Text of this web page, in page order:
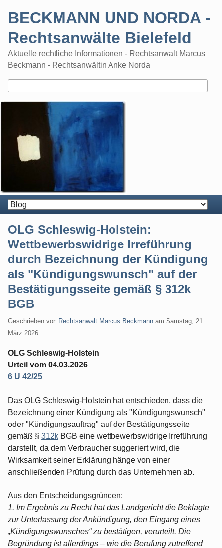
BECKMANN UND NORDA -
Rechtsanwälte Bielefeld
Aktuelle rechtliche Informationen - Rechtsanwalt Marcus
Beckmann - Rechtsanwältin Anke Norda
OLG Schleswig-Holstein:
Wettbewerbswidrige Irreführung
durch Bezeichnung der Kündigung
als "Kündigungswunsch" auf der
Bestätigungsseite gemäß § 312k
BGB
Geschrieben von Rechtsanwalt Marcus Beckmann am Samstag, 21.
März 2026
OLG Schleswig-Holstein
Urteil vom 04.03.2026
6 U 42/25
Das OLG Schleswig-Holstein hat entschieden, dass die
Bezeichnung einer Kündigung als "Kündigungswunsch"
oder "Kündigungsauftrag" auf der Bestätigungsseite
gemäß § 312k BGB eine wettbewerbswidrige Irreführung
darstellt, da dem Verbraucher suggeriert wird, die
Wirksamkeit seiner Erklärung hänge von einer
anschließenden Prüfung durch das Unternehmen ab.
Aus den Entscheidungsgründen:
1. Im Ergebnis zu Recht hat das Landgericht die Beklagte
zur Unterlassung der Ankündigung, den Eingang eines
„Kündigungswunsches“ zu bestätigen, verurteilt. Die
Begründung ist allerdings – wie die Berufung zutreffend